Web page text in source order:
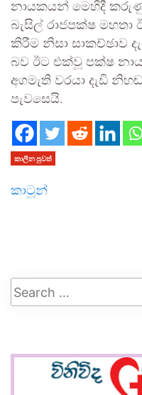
නායකයන් මෙහිදී
බැසිල් රාජපක්ෂ
කිරීම නිසා සාකච්ඡාව
බව ඊට එක්වූ පක්ෂ
අගමැති වරයා දැඩි
පැවසෙයි.
කාලීන පුවත්
කාටූන්